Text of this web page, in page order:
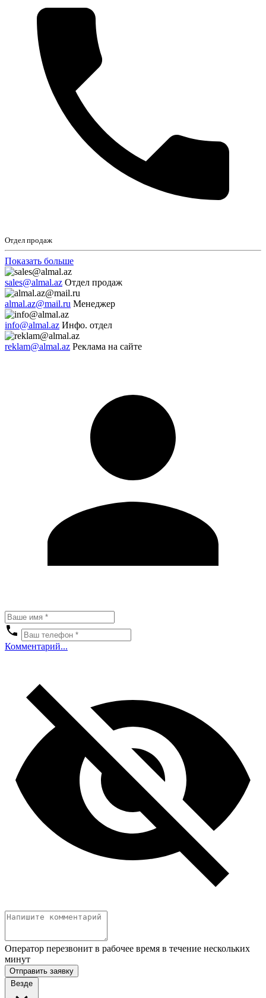
Отдел продаж
Показать больше
sales@almal.az Отдел продаж
almal.az@mail.ru Менеджер
info@almal.az Инфо. отдел
reklam@almal.az Реклама на сайте
Комментарий...
Оператор перезвонит в рабочее время в течение нескольких
минут
Отправить заявку
Везде